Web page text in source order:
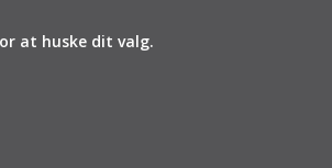
Cookies
at huske dit valg.